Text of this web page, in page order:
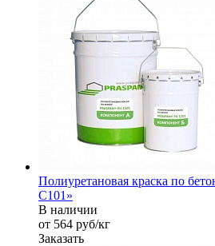
Полиуретановая краска по
C101»
В наличии
от 564 руб/кг
Заказать